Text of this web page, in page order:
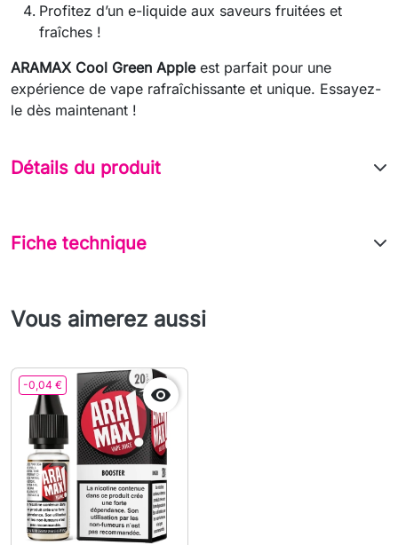
Profitez d’un e-liquide aux saveurs fruitées et
fraîches !
ARAMAX Cool Green Appleest parfait pour une
expérience de vape rafraîchissante et unique. Essayez-
le dès maintenant !
Détails du produit
Fiche technique
Vous aimerez aussi
-0,04 € 